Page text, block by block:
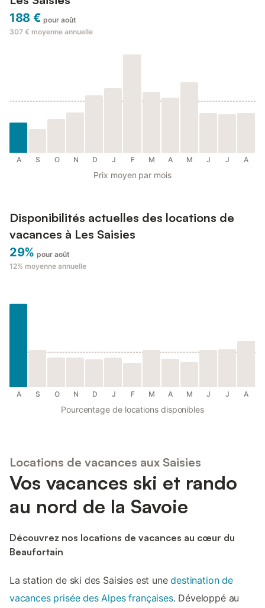
188 € pour août
307 € moyenne annuelle
A S O N D J F M A M J J A
Prix moyen par mois
Disponibilités actuelles des locations de
vacances à Les Saisies
29% pour août
12% moyenne annuelle
A S O N D J F M A M J J A
Pourcentage de locations disponibles
Locations de vacances aux Saisies
Vos vacances ski et rando
au nord de la Savoie
Découvrez nos locations de vacances au cœur du
Beaufortain
La station de ski des Saisies est unedestination de
vacances prisée des Alpes françaises. Développé au